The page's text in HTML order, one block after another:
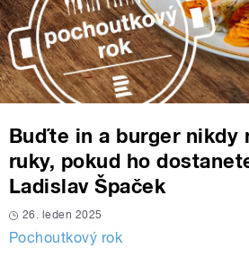
Buďte in a burger nikdy
ruky, pokud ho
Ladislav Špaček
26. leden 2025
Pochoutkový rok